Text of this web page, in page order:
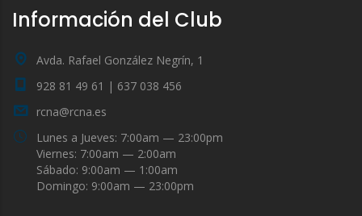
Información del Club
Avda. Rafael González Negrín, 1
928 81 49 61 | 637 038 456
rcna@rcna.es
Lunes a Jueves: 7:00am — 23:00pm
Viernes: 7:00am — 2:00am
Sábado: 9:00am — 1:00am
Domingo: 9:00am — 23:00pm